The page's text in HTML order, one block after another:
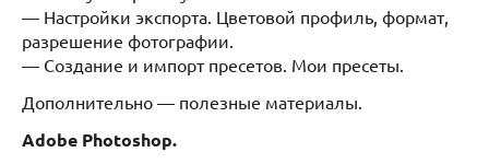
— Настройки экспорта. Цветовой профиль, формат,
разрешение фотографии.
— Создание и импорт пресетов. Мои пресеты.
Дополнительно — полезные материалы.
Adobe Photoshop.